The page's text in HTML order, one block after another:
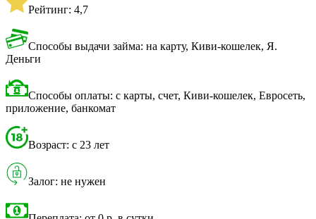
Рейтинг: 4,7
Способы выдачи займа: на карту, Киви-кошелек, Я.
Деньги
Способы оплаты: с карты, счет, Киви-кошелек, Евросеть,
приложение, банкомат
Возраст: с 23 лет
Залог: не нужен